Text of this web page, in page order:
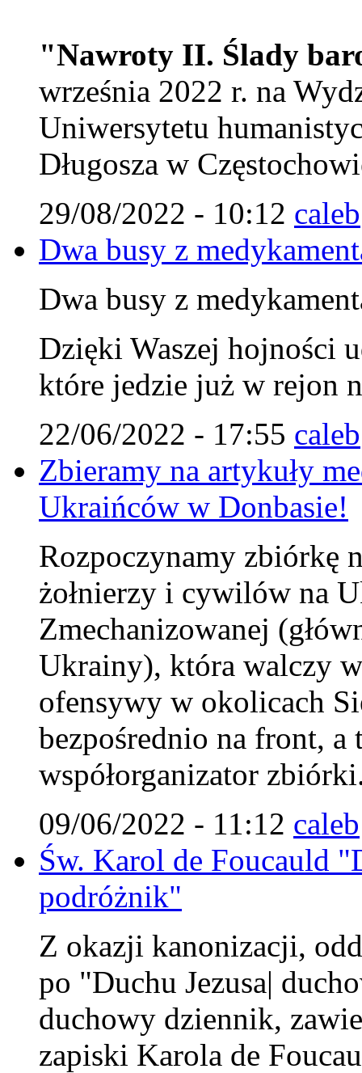
"Nawroty II. Ślady
września 2022 r. na
Uniwersytetu
Długosza w
29/08/2022 - 10:12 caleb
Dwa busy z
Dwa busy z
Dzięki Waszej hojności
które jedzie już w rejon
22/06/2022 - 17:55 caleb
Zbieramy na artykuły
Ukraińców w Donbasie!
Rozpoczynamy zbiórkę
żołnierzy i cywilów na
Zmechanizowanej
Ukrainy), która walczy
ofensywy w okolicach
bezpośrednio na front, a
współorganizator
09/06/2022 - 11:12 caleb
Św. Karol de Foucauld
podróżnik"
Z okazji kanonizacji,
po "Duchu Jezusa|
duchowy dziennik,
zapiski Karola de